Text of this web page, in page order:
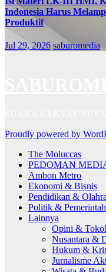
Indonesia Harus
Produktif
Jul 29, 2026 saburomedia
Proudly powered by
The Moluccas
PEDOMAN
Ambon Metro
Ekonomi & Bisnis
Pendidikan &
Politik &
Lainnya
Opini &
Nusantara &
Hukum &
Jurnalisme